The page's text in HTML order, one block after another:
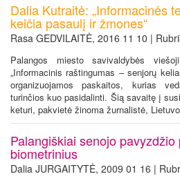
Dalia Kutraitė: „Informacinės
keičia pasaulį ir žmones“
Rasa GEDVILAITĖ, 2016 11 10 |
Palangos miesto savivaldybės
„Informacinis raštingumas – senjorų
organizuojamos paskaitos, kurias
turinčios kuo pasidalinti. Šią savaitę į
keturi, pakvietė žinoma žurnalistė,
Palangiškiai senojo
biometrinius
Dalia JURGAITYTĖ, 2009 01 16 |